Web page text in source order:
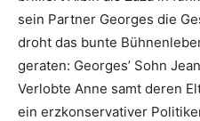
sein Partner Georges die
droht das bunte
geraten: Georges’ Sohn
Verlobte Anne samt deren
ein erzkonservativer